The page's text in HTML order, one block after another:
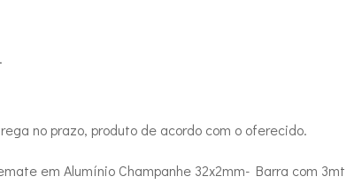
no prazo, produto de acordo com o oferecido.
em Alumínio Champanhe 32x2mm- Barra com 3mt